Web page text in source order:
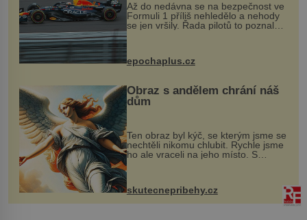
Až do nedávna se na bezpečnost ve
Formuli 1 příliš nehledělo a nehody
se jen vršily. Řada pilotů to poznala
na vlastní kůži, často s trvalými
následky nebo bohužel i ztrátou
života. Dnes nepochopiteln...
epochaplus.cz
Obraz s andělem chrání náš
dům
Ten obraz byl kýč, se kterým jsme se
nechtěli nikomu chlubit. Rychle jsme
ho ale vraceli na jeho místo. S
manželem Vaškem jsme si pořídili
chaloupku, takový domek na severu
Čech, kde jsme si naplánova...
skutecnepribehy.cz